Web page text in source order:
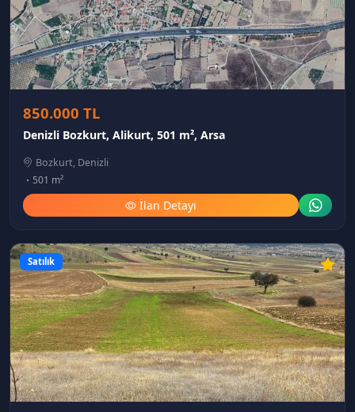
850.000 TL
Denizli Bozkurt, Alikurt, 501 m², Arsa
Bozkurt, Denizli
501 m²
İlan Detayı
Satılık